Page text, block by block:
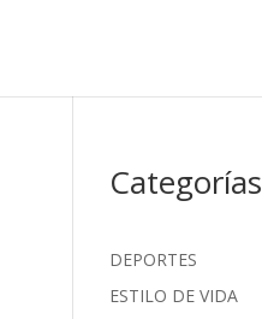
Categorías
DEPORTES
ESTILO DE VIDA